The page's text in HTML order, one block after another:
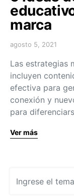
marca
agosto 5, 2021
Las estrategias
incluyen
efectiva para
conexión y
para
Ver más